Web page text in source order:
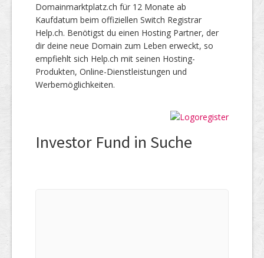
Domainmarktplatz.ch für 12 Monate ab
Kaufdatum beim offiziellen Switch Registrar
Help.ch. Benötigst du einen Hosting Partner, der
dir deine neue Domain zum Leben erweckt, so
empfiehlt sich Help.ch mit seinen Hosting-
Produkten, Online-Dienstleistungen und
Werbemöglichkeiten.
Investor Fund in Suche